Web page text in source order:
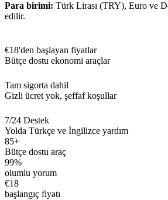
Para birimi: Türk Lirası (TRY), Euro ve
edilir.
€18'den başlayan fiyatlar
Bütçe dostu ekonomi araçlar
Tam sigorta dahil
Gizli ücret yok, şeffaf koşullar
7/24 Destek
Yolda Türkçe ve İngilizce yardım
85+
Bütçe dostu araç
99%
olumlu yorum
€18
başlangıç fiyatı